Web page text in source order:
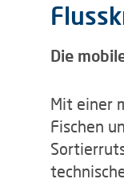
Die
Mit einer
Fischen